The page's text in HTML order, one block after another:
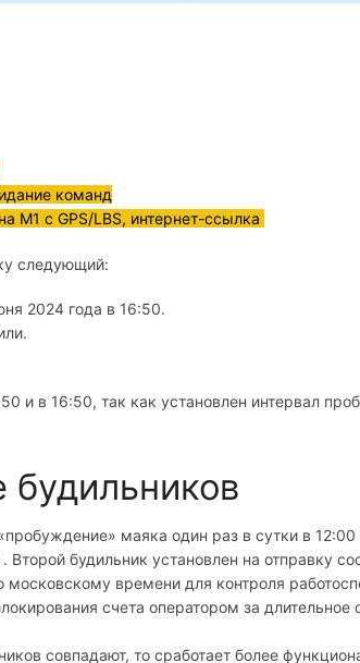
команд
M1 с GPS/LBS, интернет-ссылка
следующий:
2024 года в 16:50.
и в 16:50, так как установлен интервал
маяка один раз в сутки в
будильник установлен на отправку
времени для контроля
счета оператором за длительное
совпадают, то сработает более